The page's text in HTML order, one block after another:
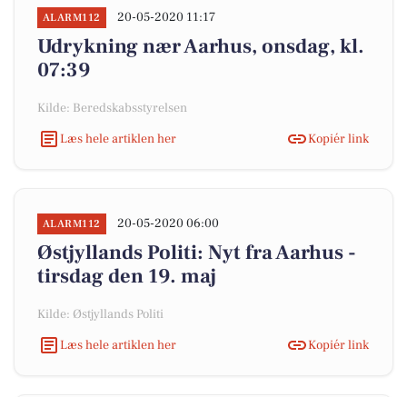
ALARM112 20-05-2020 11:17
Udrykning nær Aarhus, onsdag, kl.
07:39
Kilde: Beredskabsstyrelsen
Læs hele artiklen her
Kopiér link
ALARM112 20-05-2020 06:00
Østjyllands Politi: Nyt fra Aarhus -
tirsdag den 19. maj
Kilde: Østjyllands Politi
Læs hele artiklen her
Kopiér link